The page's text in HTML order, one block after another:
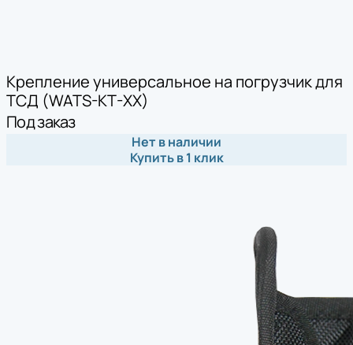
Крепление универсальное на погрузчик для
ТСД (WATS-KT-XX)
Под заказ
Нет в наличии
Купить в 1 клик